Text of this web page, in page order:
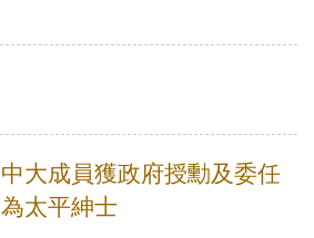
中大成員獲政府授勳及委任
為太平紳士